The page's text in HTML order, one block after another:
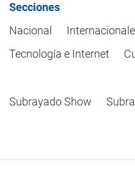
Secciones
Nacional
Tecnología e Internet
Subrayado Show